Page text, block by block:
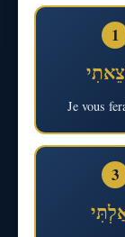
1
Je vous
3